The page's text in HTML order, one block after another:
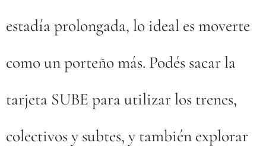
estadía prolongada, lo ideal es moverte
como un porteño más. Podés sacar la
tarjeta SUBE para utilizar los trenes,
colectivos y subtes, y también explorar